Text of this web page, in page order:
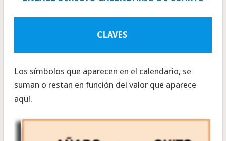
CLAVES
Los símbolos que aparecen en el calendario, se
suman o restan en función del valor que aparece
aquí.